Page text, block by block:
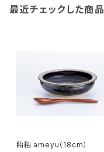
最近チェックした商品
飴釉 ameyu（18cm）